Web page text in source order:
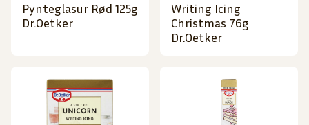
Pynteglasur Rød 125g
Dr.Oetker
Writing Icing
Christmas 76g
Dr.Oetker